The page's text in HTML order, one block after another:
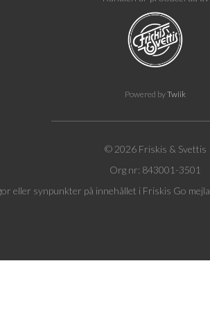
Powered byTwiik
© 2026 Friskis & Svettis
Org nr: 843001-3501
eller synpunkter på innehållet i Friskis Go mejla